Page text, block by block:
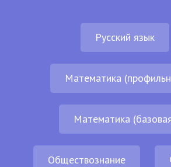
Русский язык
Математика
Математика
Обществознание